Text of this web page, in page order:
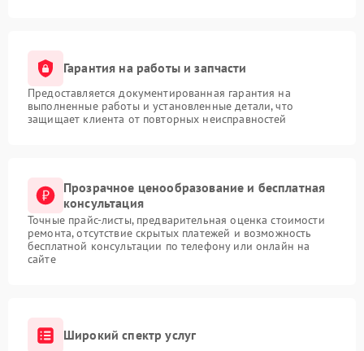
Гарантия на работы и запчасти
Предоставляется документированная гарантия на
выполненные работы и установленные детали, что
защищает клиента от повторных неисправностей
Прозрачное ценообразование и бесплатная
консультация
Точные прайс-листы, предварительная оценка стоимости
ремонта, отсутствие скрытых платежей и возможность
бесплатной консультации по телефону или онлайн на
сайте
Широкий спектр услуг